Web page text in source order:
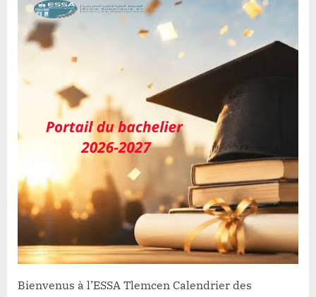
bachelier
2027
Bienvenus à l’ESSA Tlemcen Calendrier des